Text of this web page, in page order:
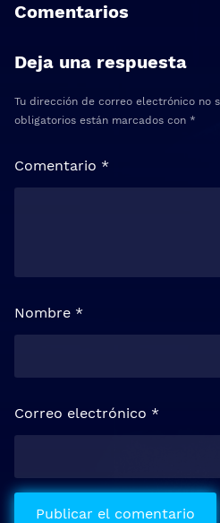
Comentarios
Deja una respuesta
Tu dirección de correo electrónico no
obligatorios están marcados con *
Comentario *
Nombre *
Correo electrónico *